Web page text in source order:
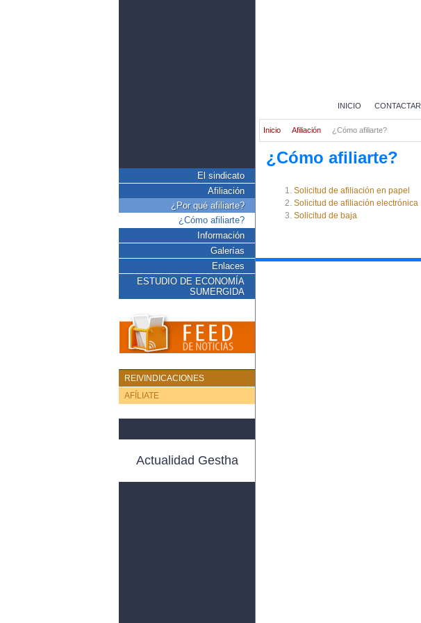
El sindicato
Afiliación
¿Por qué afiliarte?
¿Cómo afiliarte?
Información
Galerías
Enlaces
ESTUDIO DE ECONOMÍA
SUMERGIDA
REIVINDICACIONES
AFÍLIATE
Actualidad Gestha
INICIO CONTACTAR
Inicio Afiliación ¿Cómo afiliarte?
¿Cómo afiliarte?
Solicitud de afiliación en papel
Solicitud de afiliación electrónica
Solicitud de baja